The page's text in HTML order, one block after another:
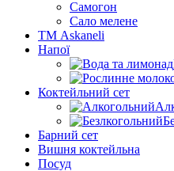
Самогон
Сало мелене
ТМ Askaneli
Напої
Коктейльний сет
Барний сет
Вишня коктейльна
Посуд